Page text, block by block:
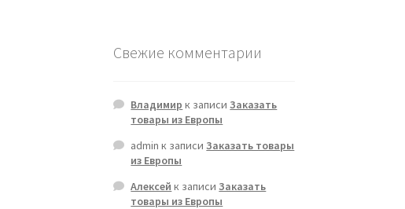
Свежие комментарии
Владимир к записиЗаказать
товары из Европы
admin к записиЗаказать товары
из Европы
Алексей к записиЗаказать
товары из Европы